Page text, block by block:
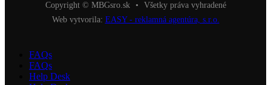
Copyright © MBGsro.sk •
Všetky práva vyhradené
Web vytvorila: EASY - reklamná agentúra, s.r.o.
FAQs
FAQs
Help Desk